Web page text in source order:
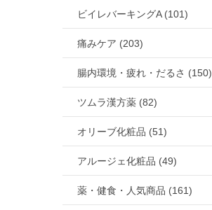
ビイレバーキングA (101)
痛みケア (203)
腸内環境・疲れ・だるさ (150)
ツムラ漢方薬 (82)
オリーブ化粧品 (51)
アルージェ化粧品 (49)
薬・健食・人気商品 (161)